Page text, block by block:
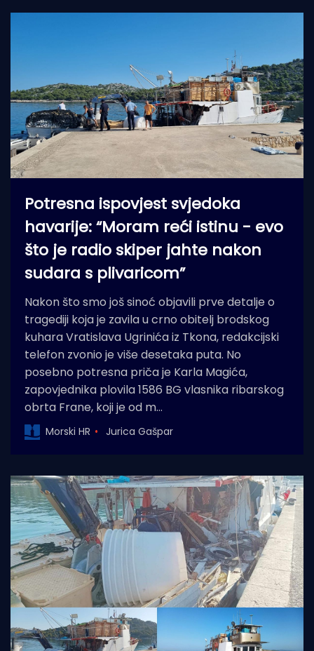
Potresna ispovjest svjedoka
havarije: “Moram reći istinu - evo
što je radio skiper jahte nakon
sudara s plivaricom”
Nakon što smo još sinoć objavili prve detalje o
tragediji koja je zavila u crno obitelj brodskog
kuhara Vratislava Ugrinića iz Tkona, redakcijski
telefon zvonio je više desetaka puta. No
posebno potresna priča je Karla Magića,
zapovjednika plovila 1586 BG vlasnika ribarskog
obrta Frane, koji je od m…
Morski HR Jurica Gašpar